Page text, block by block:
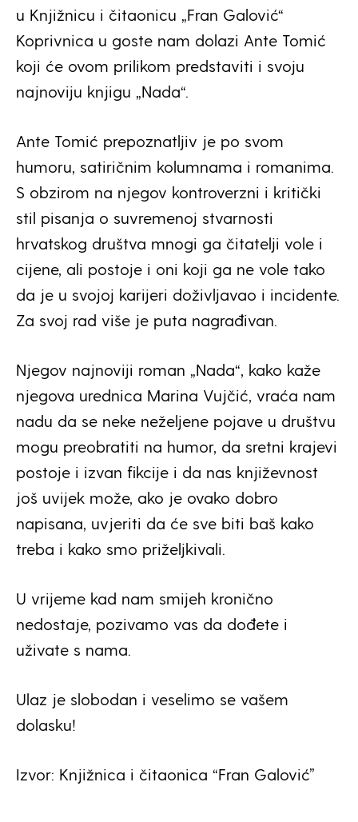
u Knjižnicu i čitaonicu „Fran Galović“
Koprivnica u goste nam dolazi Ante Tomić
koji će ovom prilikom predstaviti i svoju
najnoviju knjigu „Nada“.
Ante Tomić prepoznatljiv je po svom
humoru, satiričnim kolumnama i romanima.
S obzirom na njegov kontroverzni i kritički
stil pisanja o suvremenoj stvarnosti
hrvatskog društva mnogi ga čitatelji vole i
cijene, ali postoje i oni koji ga ne vole tako
da je u svojoj karijeri doživljavao i incidente.
Za svoj rad više je puta nagrađivan.
Njegov najnoviji roman „Nada“, kako kaže
njegova urednica Marina Vujčić, vraća nam
nadu da se neke neželjene pojave u društvu
mogu preobratiti na humor, da sretni krajevi
postoje i izvan fikcije i da nas književnost
još uvijek može, ako je ovako dobro
napisana, uvjeriti da će sve biti baš kako
treba i kako smo priželjkivali.
U vrijeme kad nam smijeh kronično
nedostaje, pozivamo vas da dođete i
uživate s nama.
Ulaz je slobodan i veselimo se vašem
dolasku!
Izvor: Knjižnica i čitaonica “Fran Galović”